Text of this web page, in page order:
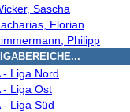
Sascha
Florian
Philipp
- Liga Nord
- Liga Ost
- Liga Süd